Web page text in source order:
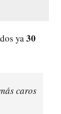
ya30
caros